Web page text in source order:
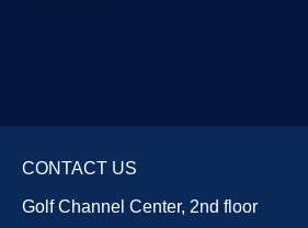
CONTACT US
Golf Channel Center, 2nd floor